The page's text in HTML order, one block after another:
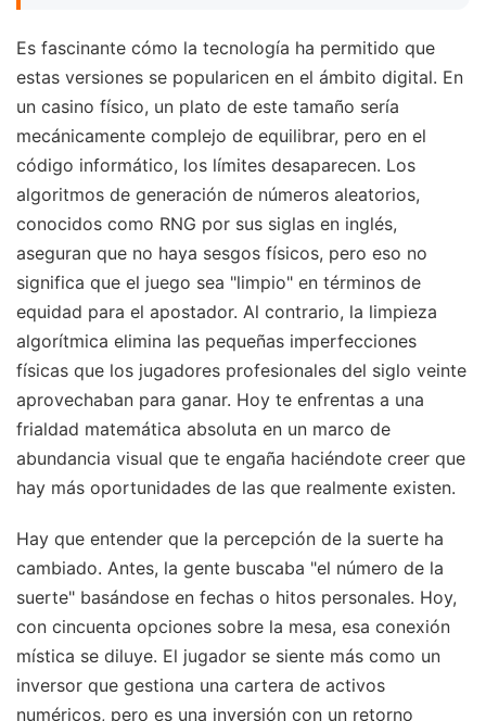
Es fascinante cómo la tecnología ha permitido que
estas versiones se popularicen en el ámbito digital. En
un casino físico, un plato de este tamaño sería
mecánicamente complejo de equilibrar, pero en el
código informático, los límites desaparecen. Los
algoritmos de generación de números aleatorios,
conocidos como RNG por sus siglas en inglés,
aseguran que no haya sesgos físicos, pero eso no
significa que el juego sea "limpio" en términos de
equidad para el apostador. Al contrario, la limpieza
algorítmica elimina las pequeñas imperfecciones
físicas que los jugadores profesionales del siglo veinte
aprovechaban para ganar. Hoy te enfrentas a una
frialdad matemática absoluta en un marco de
abundancia visual que te engaña haciéndote creer que
hay más oportunidades de las que realmente existen.
Hay que entender que la percepción de la suerte ha
cambiado. Antes, la gente buscaba "el número de la
suerte" basándose en fechas o hitos personales. Hoy,
con cincuenta opciones sobre la mesa, esa conexión
mística se diluye. El jugador se siente más como un
inversor que gestiona una cartera de activos
numéricos, pero es una inversión con un retorno